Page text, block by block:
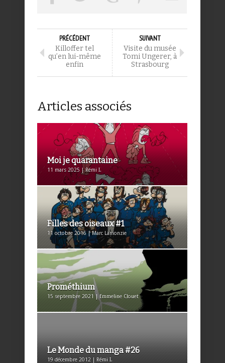
PRÉCÉDENT
Killoffer tel
qu’en lui-même
enfin
SUIVANT
Visite du musée
Tomi Ungerer, à
Strasbourg
Articles associés
Moi je quarantaine
11 mars 2025 | Rémi I.
Filles des oiseaux #1
11 octobre 2016 | Marc Lamonzie
Prométhium
15 septembre 2021 | Emmeline Clouet
Le Monde du manga #26
19 décembre 2012 | Rémi I.